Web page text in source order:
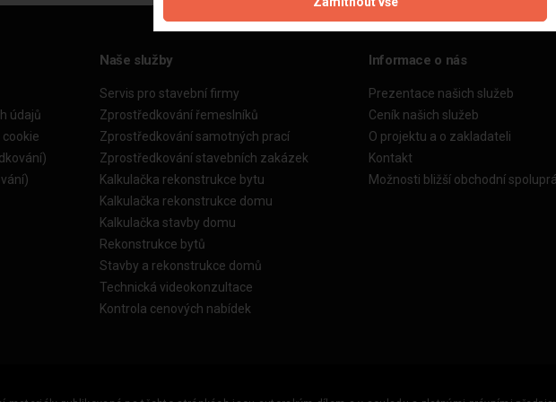
údajů
Naše služby
Servis pro stavební firmy
Zprostředkování řemeslníků
Zprostředkování samotných prací
Zprostředkování stavebních zakázek
Kalkulačka rekonstrukce bytu
Kalkulačka rekonstrukce domu
Kalkulačka stavby domu
Rekonstrukce bytů
Stavby a rekonstrukce domů
Technická videokonzultace
Kontrola cenových nabídek
Informace o nás
Prezentace našich služeb
Ceník našich služeb
O projektu a o zakladateli
Kontakt
Možnosti bližší obchodní